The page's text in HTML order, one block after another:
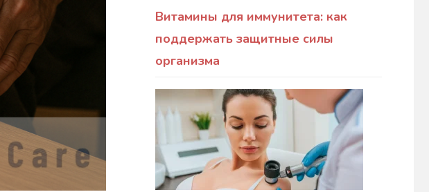
Витамины для иммунитета: как
поддержать защитные силы
организма